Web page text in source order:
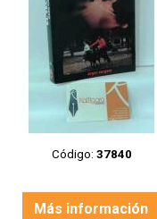
Código: 37840
Más información